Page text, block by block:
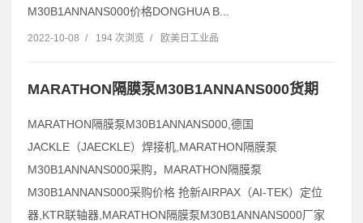
M30B1ANNANS000价格DONGHUA B...
2022-10-08 / 194 次浏览 / 欧美日工业品
MARATHON隔膜泵M30B1ANNANS000货期
MARATHON隔膜泵M30B1ANNANS000,德国
JACKLE（JAECKLE）焊接机,MARATHON隔膜泵
M30B1ANNANS000采购，MARATHON隔膜泵
M30B1ANNANS000采购价格 抢新AIRPAX（AI-TEK）定位
器,KTR联轴器,MARATHON隔膜泵M30B1ANNANS000厂家